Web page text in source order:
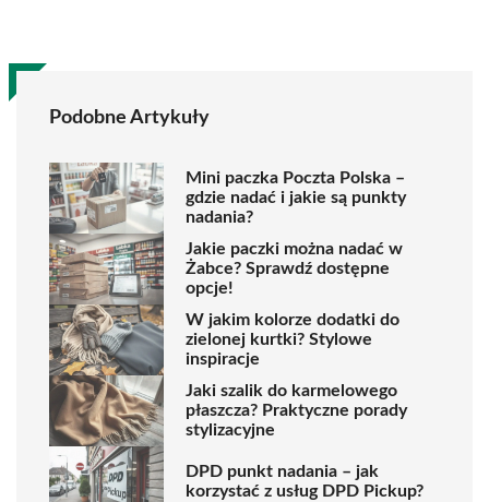
Podobne Artykuły
Mini paczka Poczta Polska –
gdzie nadać i jakie są punkty
nadania?
Jakie paczki można nadać w
Żabce? Sprawdź dostępne
opcje!
W jakim kolorze dodatki do
zielonej kurtki? Stylowe
inspiracje
Jaki szalik do karmelowego
płaszcza? Praktyczne porady
stylizacyjne
DPD punkt nadania – jak
korzystać z usług DPD Pickup?